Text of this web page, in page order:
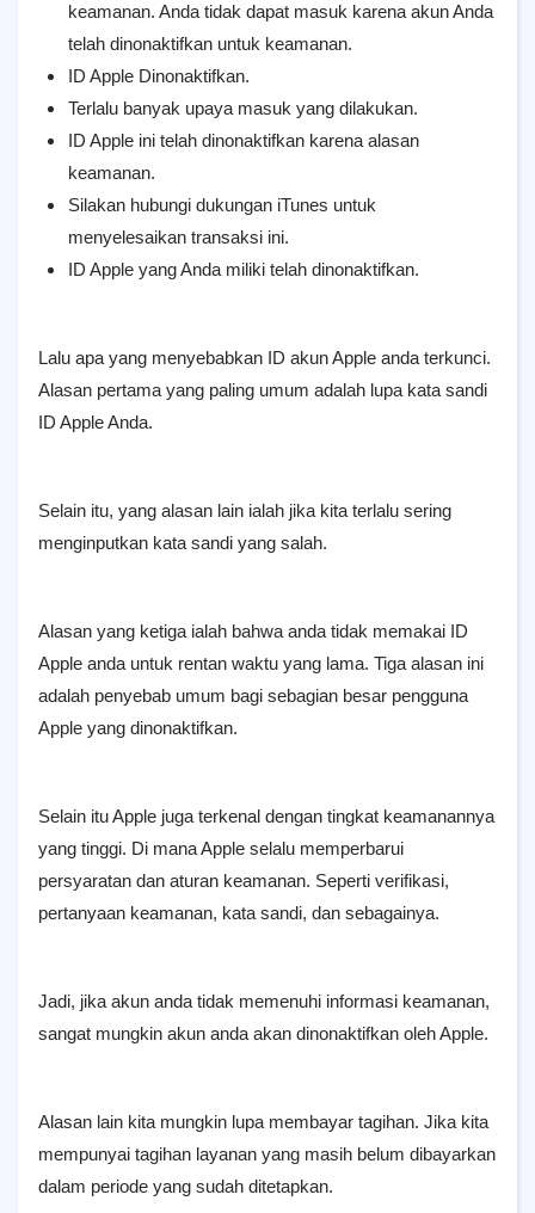
keamanan. Anda tidak dapat masuk karena akun Anda
telah dinonaktifkan untuk keamanan.
ID Apple Dinonaktifkan.
Terlalu banyak upaya masuk yang dilakukan.
ID Apple ini telah dinonaktifkan karena alasan
keamanan.
Silakan hubungi dukungan iTunes untuk
menyelesaikan transaksi ini.
ID Apple yang Anda miliki telah dinonaktifkan.
Lalu apa yang menyebabkan ID akun Apple anda terkunci.
Alasan pertama yang paling umum adalah lupa kata sandi
ID Apple Anda.
Selain itu, yang alasan lain ialah jika kita terlalu sering
menginputkan kata sandi yang salah.
Alasan yang ketiga ialah bahwa anda tidak memakai ID
Apple anda untuk rentan waktu yang lama. Tiga alasan ini
adalah penyebab umum bagi sebagian besar pengguna
Apple yang dinonaktifkan.
Selain itu Apple juga terkenal dengan tingkat keamanannya
yang tinggi. Di mana Apple selalu memperbarui
persyaratan dan aturan keamanan. Seperti verifikasi,
pertanyaan keamanan, kata sandi, dan sebagainya.
Jadi, jika akun anda tidak memenuhi informasi keamanan,
sangat mungkin akun anda akan dinonaktifkan oleh Apple.
Alasan lain kita mungkin lupa membayar tagihan. Jika kita
mempunyai tagihan layanan yang masih belum dibayarkan
dalam periode yang sudah ditetapkan.